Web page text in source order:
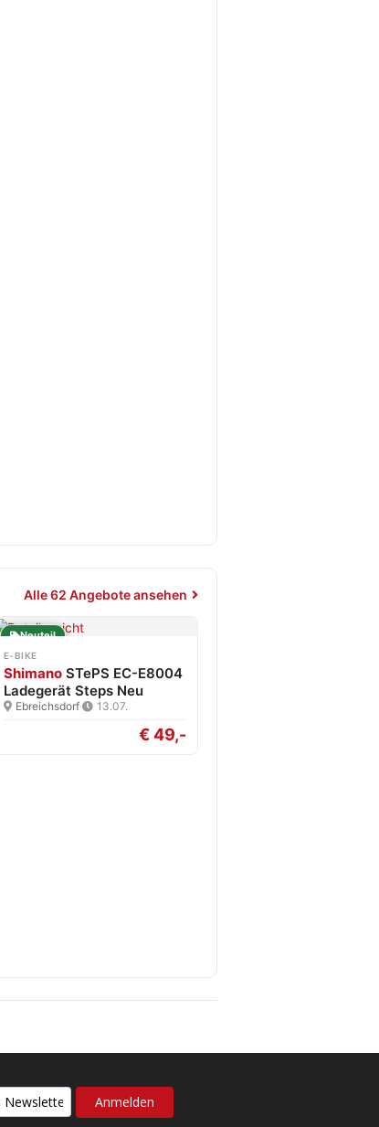
Alle 62 Angebote ansehen
Neuteil
E-BIKE
Shimano STePS EC-E8004
Ladegerät Steps Neu
Ebreichsdorf· 13.07.
€ 49,-